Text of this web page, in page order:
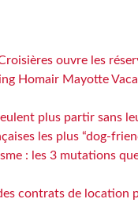
ouvre les
Homair Mayotte
plus partir sans
les plus “dog-
: les 3 mutations
contrats de location